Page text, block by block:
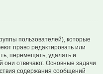
пользователей), которые
право редактировать или
перемещать, удалять и
отвечают. Основные задачи
содержания сообщений